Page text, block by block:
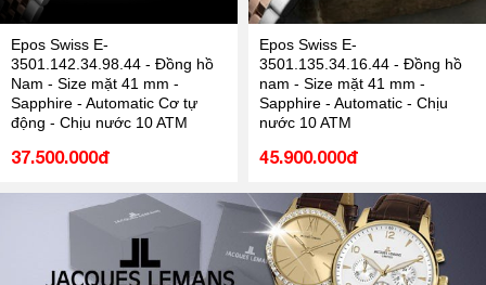
Epos Swiss E-
3501.142.34.98.44 - Đồng hồ
Nam - Size mặt 41 mm -
Sapphire - Automatic Cơ tự
động - Chịu nước 10 ATM
37.500.000đ
Epos Swiss E-
3501.135.34.16.44 - Đồng hồ
nam - Size mặt 41 mm -
Sapphire - Automatic - Chịu
nước 10 ATM
45.900.000đ